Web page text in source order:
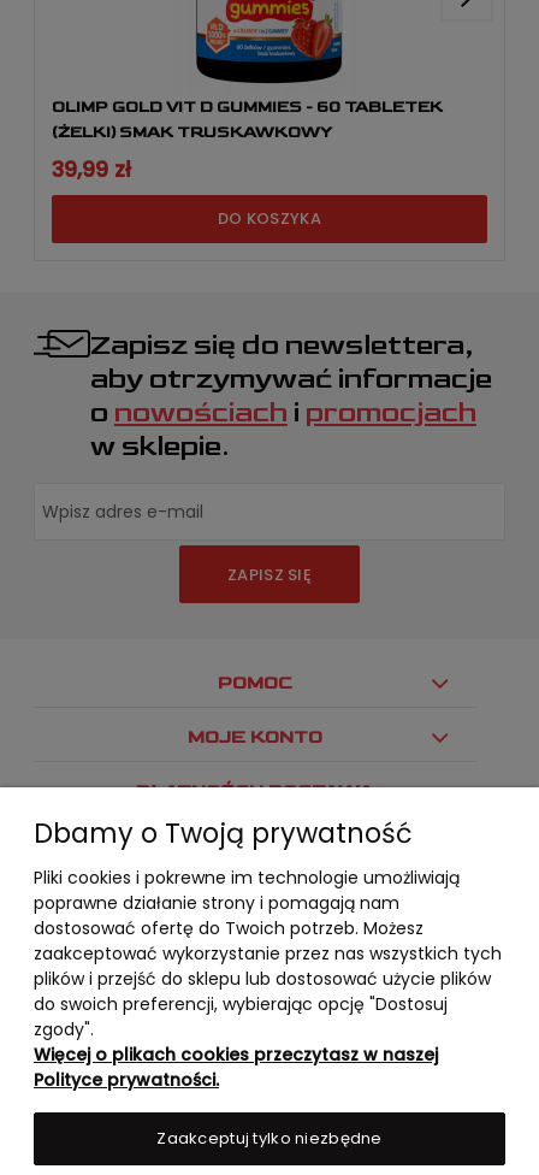
OLIMP GOLD VIT D GUMMIES - 60 TABLETEK
(ŻELKI) SMAK TRUSKAWKOWY
39,99 zł
DO KOSZYKA
Zapisz się do newslettera,
aby otrzymywać informacje
o nowościach i promocjach
w sklepie.
ZAPISZ SIĘ
POMOC
MOJE KONTO
PŁATNOŚCI I DOSTAWA
INFORMACJE
O NAS
Dbamy o Twoją prywatność
Pliki cookies i pokrewne im technologie umożliwiają
poprawne działanie strony i pomagają nam
dostosować ofertę do Twoich potrzeb. Możesz
zaakceptować wykorzystanie przez nas wszystkich tych
plików i przejść do sklepu lub dostosować użycie plików
do swoich preferencji, wybierając opcję "Dostosuj
zgody".
Więcej o plikach cookies przeczytasz w naszej
Polityce prywatności.
Zaakceptuj tylko niezbędne